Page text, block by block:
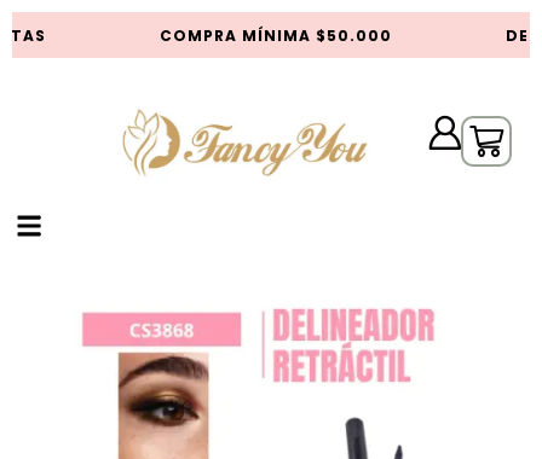
COMPRA MÍNIMA $50.000